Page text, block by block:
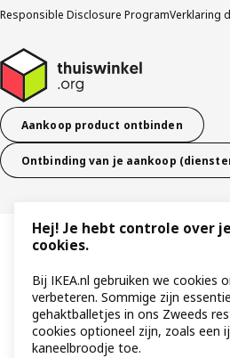
Responsible Disclosure ProgramVerklaring
Aankoop product ontbinden
Ontbinding van je aankoop
Hej! Je hebt controle over
cookies.
Bij IKEA.nl gebruiken we cookies
verbeteren. Sommige zijn
gehaktballetjes in ons Zweeds
cookies optioneel zijn, zoals een
kaneelbroodje toe.